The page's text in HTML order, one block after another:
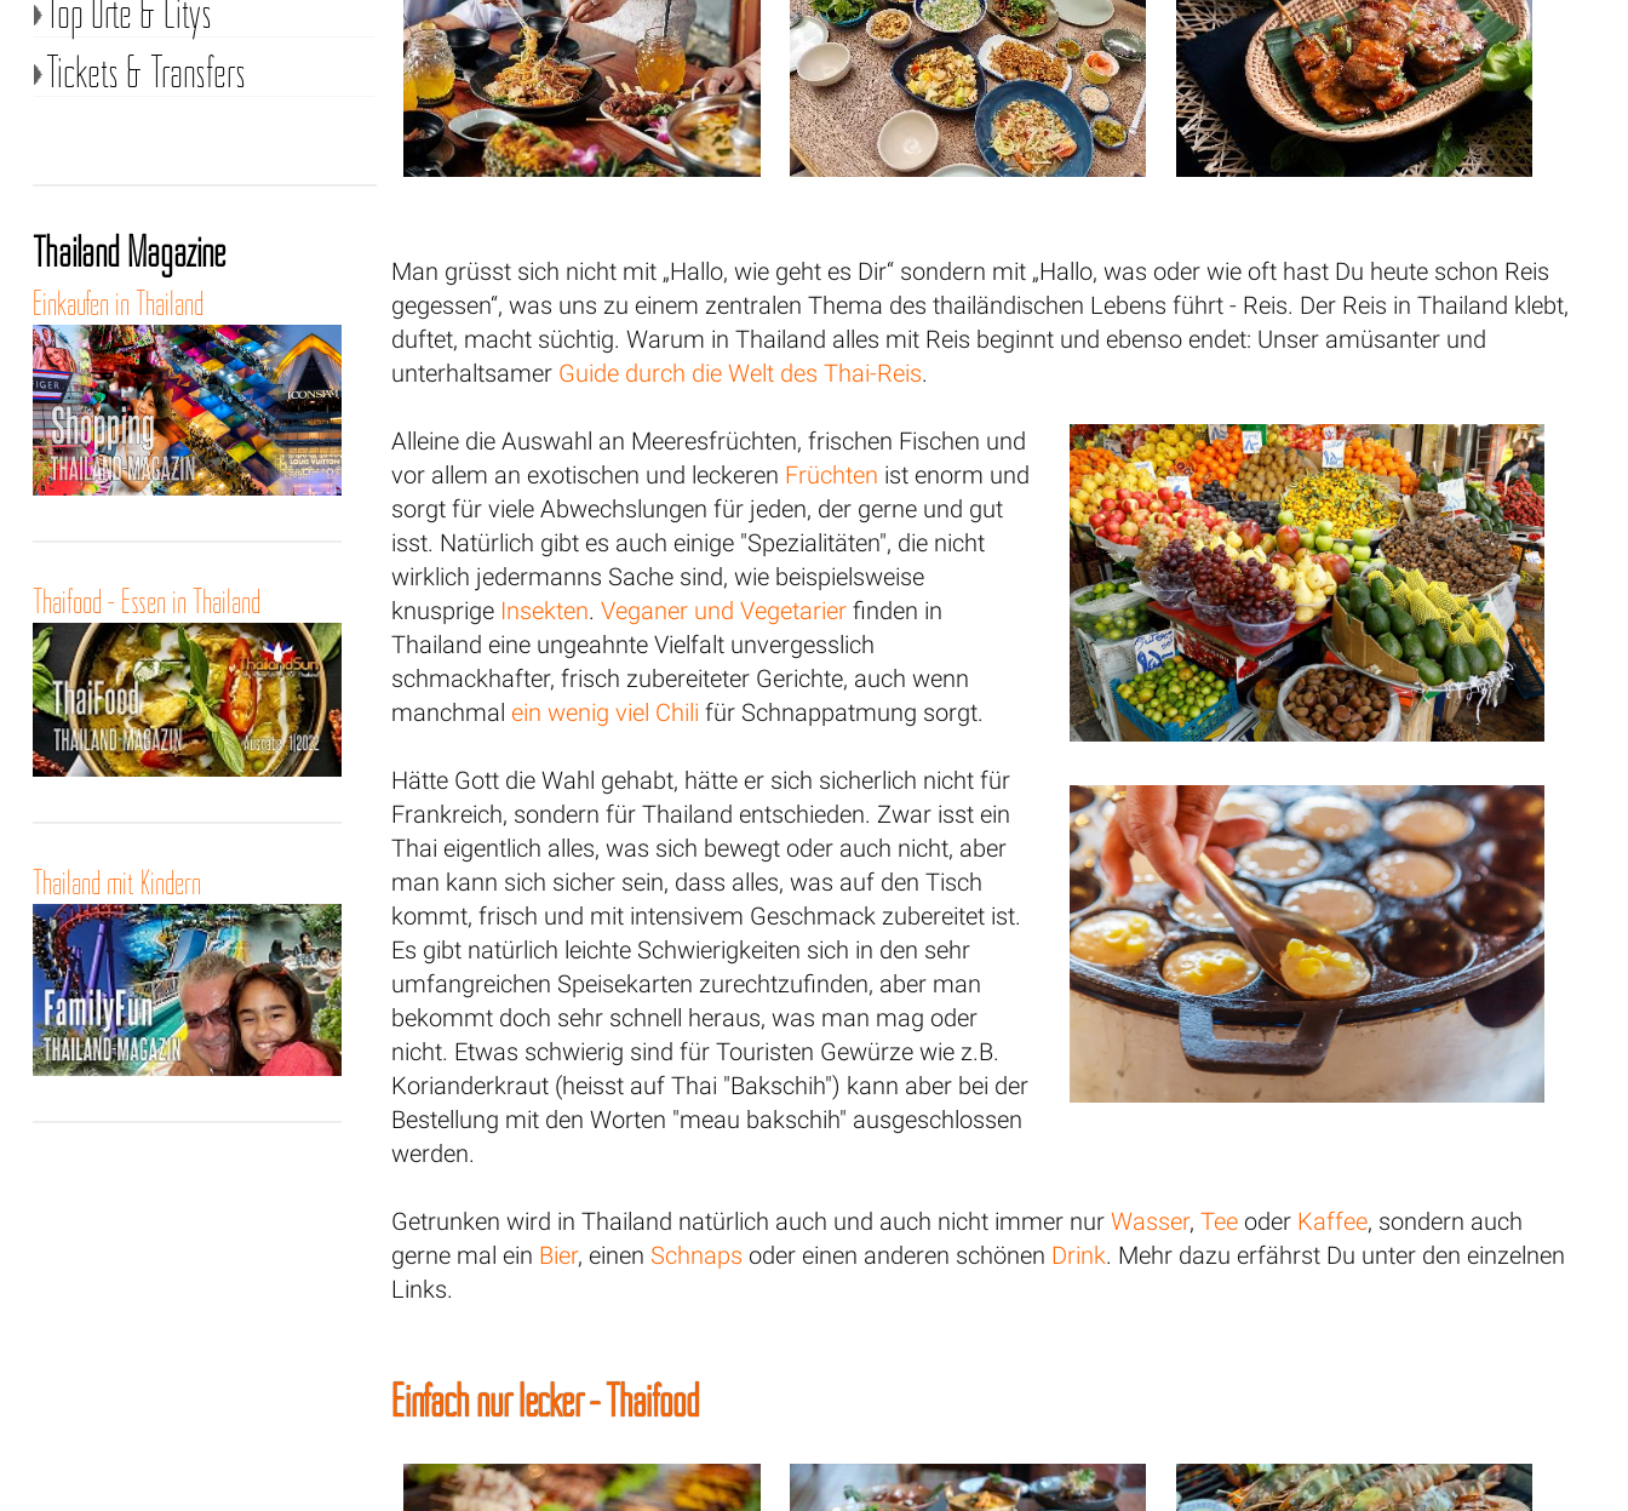
Man grüsst sich nicht mit „Hallo, wie geht es Dir“ sondern mit „Hallo, was oder wie oft hast Du heute schon Reis
gegessen“, was uns zu einem zentralen Thema des thailändischen Lebens führt - Reis. Der Reis in Thailand klebt,
duftet, macht süchtig. Warum in Thailand alles mit Reis beginnt und ebenso endet: Unser amüsanter und
unterhaltsamer Guide durch die Welt des Thai-Reis.
Alleine die Auswahl an Meeresfrüchten, frischen Fischen und
vor allem an exotischen und leckeren Früchten ist enorm und
sorgt für viele Abwechslungen für jeden, der gerne und gut
isst. Natürlich gibt es auch einige "Spezialitäten", die nicht
wirklich jedermanns Sache sind, wie beispielsweise
knusprige Insekten.Veganer und Vegetarier finden in
Thailand eine ungeahnte Vielfalt unvergesslich
schmackhafter, frisch zubereiteter Gerichte, auch wenn
manchmalein wenig viel Chili für Schnappatmung sorgt.
Hätte Gott die Wahl gehabt, hätte er sich sicherlich nicht für
Frankreich, sondern für Thailand entschieden. Zwar isst ein
Thai eigentlich alles, was sich bewegt oder auch nicht, aber
man kann sich sicher sein, dass alles, was auf den Tisch
kommt, frisch und mit intensivem Geschmack zubereitet ist.
Es gibt natürlich leichte Schwierigkeiten sich in den sehr
umfangreichen Speisekarten zurechtzufinden, aber man
bekommt doch sehr schnell heraus, was man mag oder
nicht. Etwas schwierig sind für Touristen Gewürze wie z.B.
Korianderkraut (heisst auf Thai "Bakschih") kann aber bei der
Bestellung mit den Worten "meau bakschih" ausgeschlossen
werden.
Getrunken wird in Thailand natürlich auch und auch nicht immer nurWasser,Tee oder Kaffee, sondern auch
gerne mal ein Bier, einen Schnaps oder einen anderen schönen Drink. Mehr dazu erfährst Du unter den einzelnen
Links.
Einfach nur lecker - Thaifood
Top Orte & Citys
Tickets & Transfers
Thailand Magazine
Einkaufen in Thailand
Thaifood - Essen in Thailand
Thailand mit Kindern